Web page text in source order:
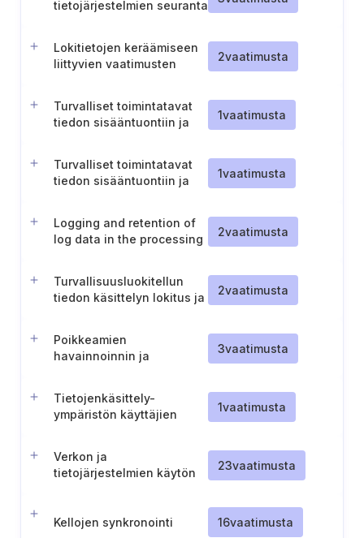
tietojärjestelmien seuranta
Lokitietojen keräämiseen
liittyvien vaatimusten
2vaatimusta
Turvalliset toimintatavat
tiedon sisääntuontiin ja
1vaatimusta
Turvalliset toimintatavat
tiedon sisääntuontiin ja
1vaatimusta
Logging and retention of
log data in the processing
2vaatimusta
Turvallisuusluokitellun
tiedon käsittelyn lokitus ja
2vaatimusta
Poikkeamien
havainnoinnin ja
3vaatimusta
Tietojenkäsittely-
ympäristön käyttäjien
1vaatimusta
Verkon ja
tietojärjestelmien käytön
varten
23vaatimusta
Kellojen synkronointi 16vaatimusta